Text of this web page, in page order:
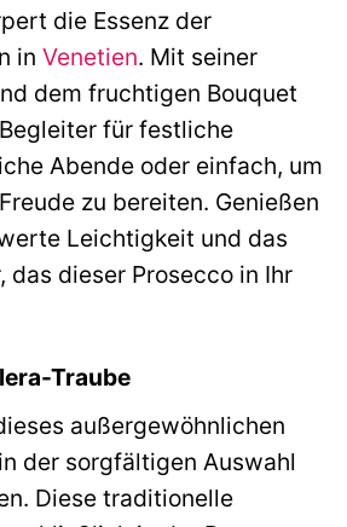
die Essenz der
in Venetien. Mit seiner
dem fruchtigen Bouquet
für festliche
Abende oder einfach, um
zu bereiten. Genießen
Leichtigkeit und das
das dieser Prosecco in Ihr
Traube
außergewöhnlichen
der sorgfältigen Auswahl
Diese traditionelle